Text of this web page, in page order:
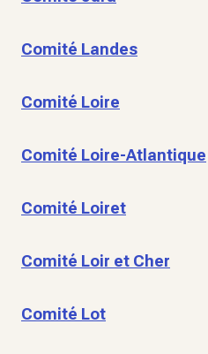
Comité Landes
Comité Loire
Comité Loire-Atlantique
Comité Loiret
Comité Loir et Cher
Comité Lot